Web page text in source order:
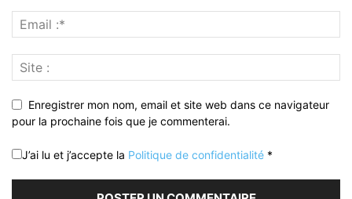
Enregistrer mon nom, email et site web dans ce navigateur
pour la prochaine fois que je commenterai.
J’ai lu et j’accepte la Politique de confidentialité *